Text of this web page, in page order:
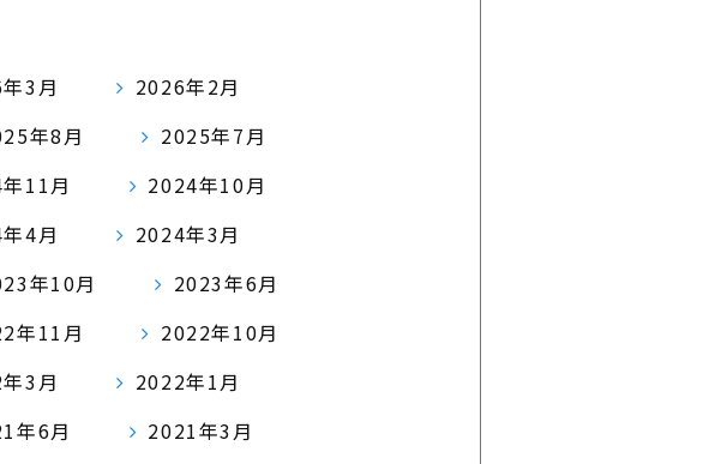
3月
2026年2月
年8月
2025年7月
11月
2024年10月
4月
2024年3月
年10月
2023年6月
年11月
2022年10月
3月
2022年1月
年6月
2021年3月